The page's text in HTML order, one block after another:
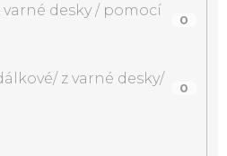
desky / pomocí
0
z varné desky/
0